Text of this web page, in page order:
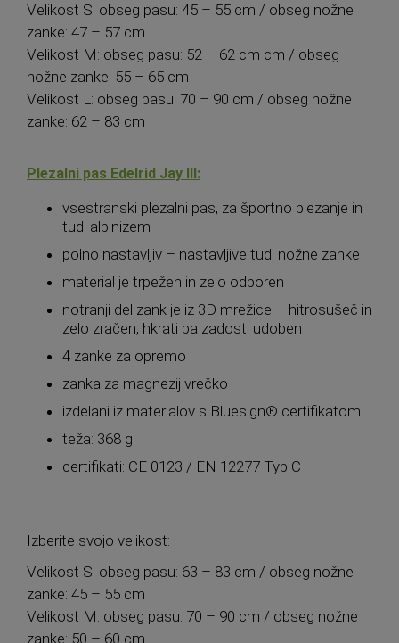
Velikost S: obseg pasu: 45 – 55 cm / obseg nožne
zanke: 47 – 57 cm
Velikost M: obseg pasu: 52 – 62 cm cm / obseg
nožne zanke: 55 – 65 cm
Velikost L: obseg pasu: 70 – 90 cm / obseg nožne
zanke: 62 – 83 cm
Plezalni pas Edelrid Jay III:
vsestranski plezalni pas, za športno plezanje in
tudi alpinizem
polno nastavljiv – nastavljive tudi nožne zanke
material je trpežen in zelo odporen
notranji del zank je iz 3D mrežice – hitrosušeč in
zelo zračen, hkrati pa zadosti udoben
4 zanke za opremo
zanka za magnezij vrečko
izdelani iz materialov s Bluesign® certifikatom
teža: 368 g
certifikati: CE 0123 / EN 12277 Typ C
Izberite svojo velikost:
Velikost S: obseg pasu: 63 – 83 cm / obseg nožne
zanke: 45 – 55 cm
Velikost M: obseg pasu: 70 – 90 cm / obseg nožne
zanke: 50 – 60 cm